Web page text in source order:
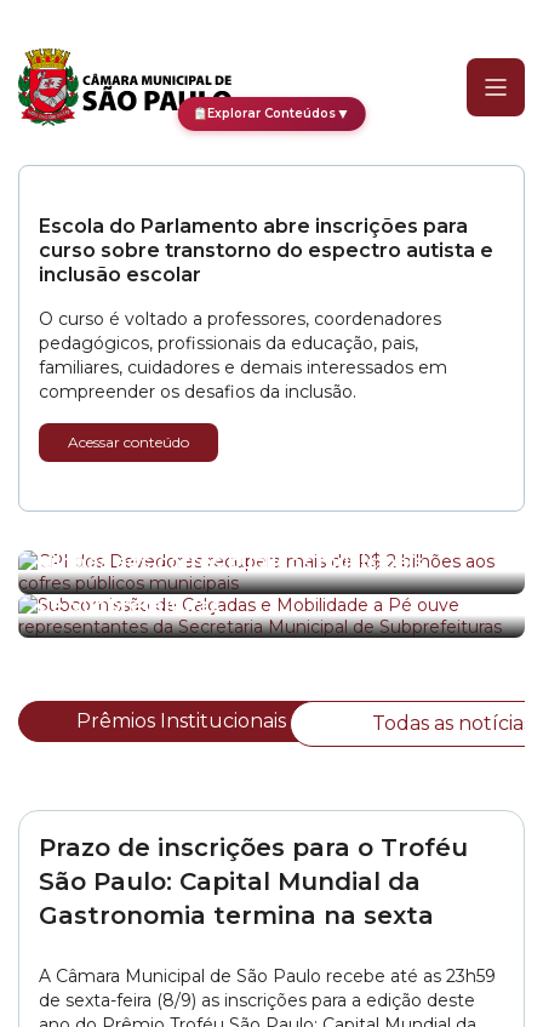
Explorar Conteúdos▼
Escola do Parlamento abre inscrições para
curso sobre transtorno do espectro autista e
inclusão escolar
O curso é voltado a professores, coordenadores
pedagógicos, profissionais da educação, pais,
familiares, cuidadores e demais interessados em
compreender os desafios da inclusão.
Acessar conteúdo
bilhões aos cofres públicos municipais
Subcomissão de Calçadas e Mobilidade a Pé
ouve representantes da Secretaria Municipal
de Subprefeituras
Prêmios Institucionais Todas as notícias
Prazo de inscrições para o Troféu
São Paulo: Capital Mundial da
Gastronomia termina na sexta
A Câmara Municipal de São Paulo recebe até as 23h59
de sexta-feira (8/9) as inscrições para a edição deste